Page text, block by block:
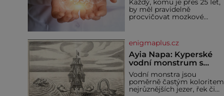
Každý, komu je přes 25 let,
by měl pravidelně
procvičovat mozkové
paměť. Možná máte
problém vzpomenout si na
jméno kolegy z práce. Nebo
marně v paměti lovíte
nedávno přečetli. Je to
opravdu tak, s věkem jako
kdyby se paměť rozhodla
enigmaplus.cz
Ayia Napa: Kyperské
vodní monstrum s
mírumilovnou povahou
Vodní monstra jsou
poměrně častým koloritem
nejrůznějších jezer, řek či